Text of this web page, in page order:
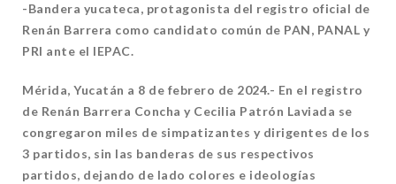
-Bandera yucateca, protagonista del registro oficial de
Renán Barrera como candidato común de PAN, PANAL y
PRI ante el IEPAC.
Mérida, Yucatán a 8 de febrero de 2024.- En el registro
de Renán Barrera Concha y Cecilia Patrón Laviada se
congregaron miles de simpatizantes y dirigentes de los
3 partidos, sin las banderas de sus respectivos
partidos, dejando de lado colores e ideologías